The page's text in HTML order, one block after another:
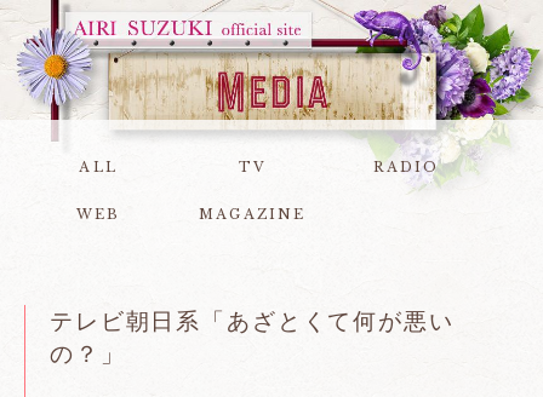
ALL TV RADIO
WEB MAGAZINE
テレビ朝日系「あざとくて何が悪い
の？」